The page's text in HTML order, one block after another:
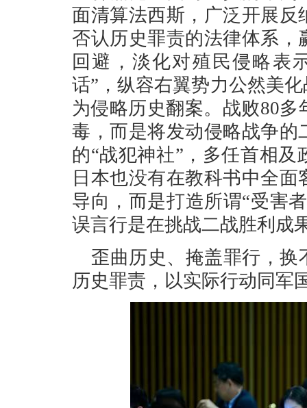
面清算法西斯，广泛开展
否认历史罪责的法律体系
回避，淡化对殖民侵略表
话”，纵容右翼势力公然美
为侵略历史翻案。战败80
毒，而是将发动侵略战争
的“战犯神社”，多任首相
日本也没有在教科书中全
导向，而是打造所谓“受害
误言行是在挑战二战胜利成
歪曲历史、掩盖罪行，
历史罪责，以实际行动同军